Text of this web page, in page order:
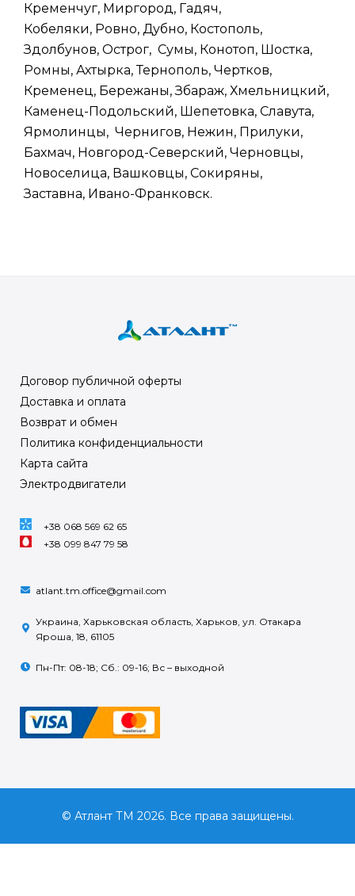
Кременчуг, Миргород, Гадяч,
Кобеляки, Ровно, Дубно, Костополь,
Здолбунов, Острог, Сумы, Конотоп, Шостка,
Ромны, Ахтырка, Тернополь, Чертков,
Кременец, Бережаны, Збараж, Хмельницкий,
Каменец-Подольский, Шепетовка, Славута,
Ярмолинцы, Чернигов, Нежин, Прилуки,
Бахмач, Новгород-Северский, Черновцы,
Новоселица, Вашковцы, Сокиряны,
Заставна, Ивано-Франковск.
Договор публичной оферты
Доставка и оплата
Возврат и обмен
Политика конфиденциальности
Карта сайта
Электродвигатели
+38 068 569 62 65
+38 099 847 79 58
atlant.tm.office@gmail.com
Украина, Харьковская область, Харьков, ул. Отакара
Яроша, 18, 61105
Пн-Пт: 08-18; Сб.: 09-16; Вс – выходной
© Атлант ТМ 2026. Все права защищены.